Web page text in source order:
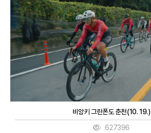
비앙키 그란폰도 춘천(10. 19.)
627396